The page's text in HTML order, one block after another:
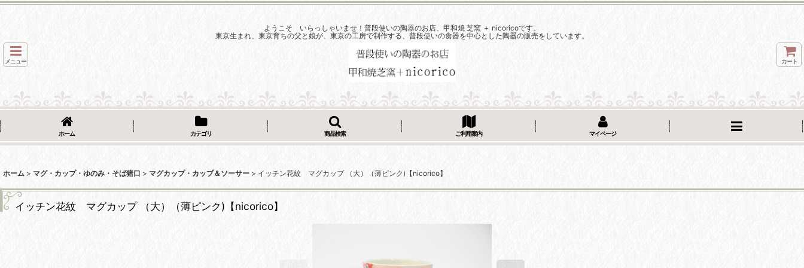
ようこそ いらっしゃいませ！普段使いの陶器のお店、甲和焼 芝窯 ＋ nicoricoです。
東京生まれ、東京育ちの父と娘が、東京の工房で制作する、普段使いの食器を中心とした陶器の販売をしています。
メニュー カート
ホーム カテゴリ 商品検索 ご利用案内 マイページ
ホーム > マグ・カップ・ゆのみ・そば猪口 > マグカップ・カップ＆ソーサー > イッチン花紋 マグカップ （大）（薄ピンク)【nicorico】
イッチン花紋 マグカップ （大）（薄ピンク)【nicorico】